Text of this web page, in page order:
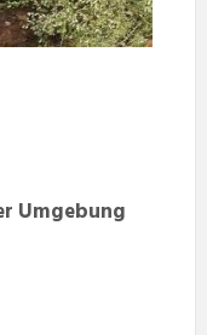
Umgebung